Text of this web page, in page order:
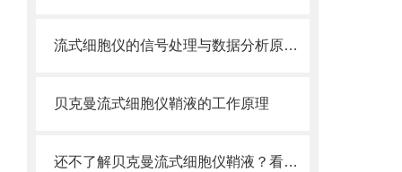
流式细胞仪的信号处理与数据分析原理分析
贝克曼流式细胞仪鞘液的工作原理
还不了解贝克曼流式细胞仪鞘液？看这里就对了！